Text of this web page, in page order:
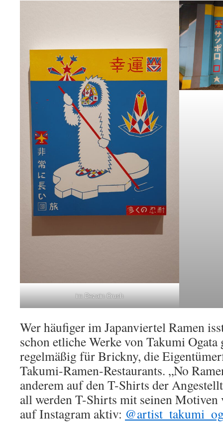
im Dezain Crush
Wer häufiger im Japanviertel Ramen
schon etliche Werke von Takumi Ogata
regelmäßig für Brickny, die
Takumi-Ramen-Restaurants. „No
anderem auf den T-Shirts der
all werden T-Shirts mit seinen
auf Instagram aktiv: